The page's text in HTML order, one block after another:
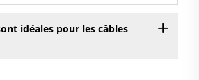
idéales pour les câbles